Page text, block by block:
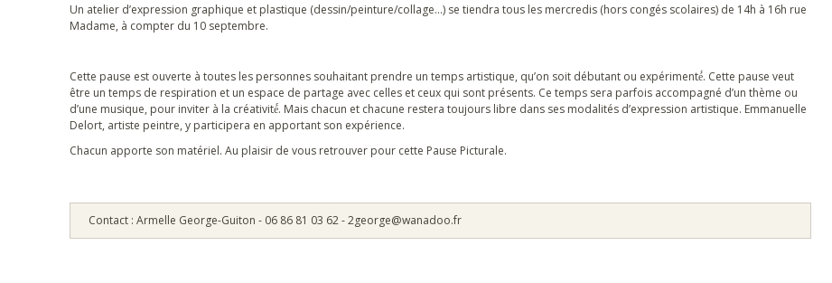
Un atelier d’expression graphique et plastique (dessin/peinture/collage...) se tiendra tous les mercredis (hors congés scolaires) de 14h à 16h rue
Madame, à compter du 10 septembre.
Cette pause est ouverte à toutes les personnes souhaitant prendre un temps artistique, qu’on soit débutant ou expérimenté́. Cette pause veut
être un temps de respiration et un espace de partage avec celles et ceux qui sont présents. Ce temps sera parfois accompagné d’un thème ou
d’une musique, pour inviter à la créativité́. Mais chacun et chacune restera toujours libre dans ses modalités d’expression artistique. Emmanuelle
Delort, artiste peintre, y participera en apportant son expérience.
Chacun apporte son matériel. Au plaisir de vous retrouver pour cette Pause Picturale.
Contact : Armelle George-Guiton - 06 86 81 03 62 - 2george@wanadoo.fr